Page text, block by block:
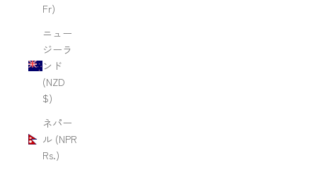
Fr)
ニュー
ジーラ
ンド
(NZD
$)
ネパー
ル (NPR
Rs.)